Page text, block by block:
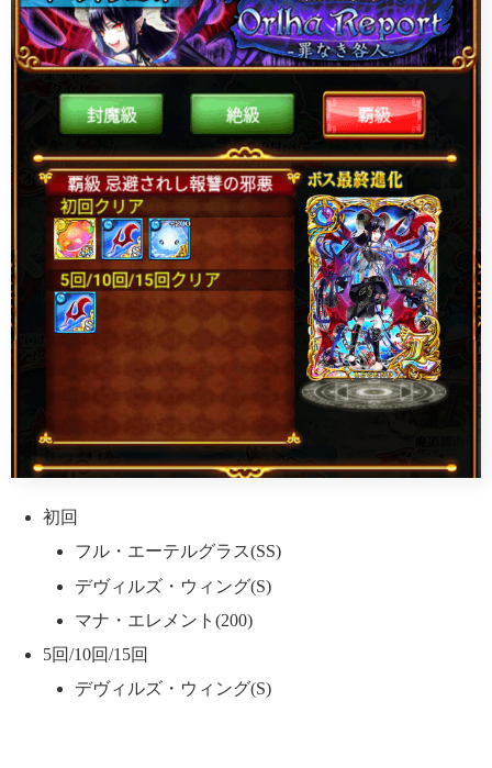
初回
フル・エーテルグラス(SS)
デヴィルズ・ウィング(S)
マナ・エレメント(200)
5回/10回/15回
デヴィルズ・ウィング(S)